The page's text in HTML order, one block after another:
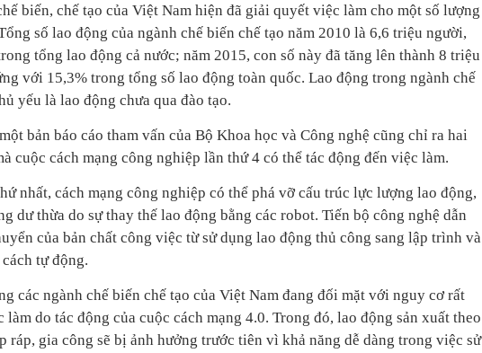
biến, chế tạo của Việt Nam hiện đã giải quyết việc làm cho một số lượng
số lao động của ngành chế biến chế tạo năm 2010 là 6,6 triệu người,
tổng lao động cả nước; năm 2015, con số này đã tăng lên thành 8 triệu
với 15,3% trong tổng số lao động toàn quốc. Lao động trong ngành chế
yếu là lao động chưa qua đào tạo.
bản báo cáo tham vấn của Bộ Khoa học và Công nghệ cũng chỉ ra hai
cuộc cách mạng công nghiệp lần thứ 4 có thể tác động đến việc làm.
nhất, cách mạng công nghiệp có thể phá vỡ cấu trúc lực lượng lao động,
dư thừa do sự thay thế lao động bằng các robot. Tiến bộ công nghệ dẫn
của bản chất công việc từ sử dụng lao động thủ công sang lập trình và
tự động.
các ngành chế biến chế tạo của Việt Nam đang đối mặt với nguy cơ rất
do tác động của cuộc cách mạng 4.0. Trong đó, lao động sản xuất theo
ráp, gia công sẽ bị ảnh hưởng trước tiên vì khả năng dễ dàng trong việc sử